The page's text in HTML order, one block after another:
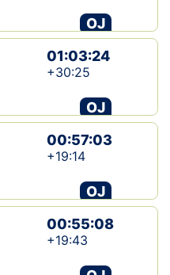
OJ
01:03:24
+30:25
OJ
00:57:03
+19:14
OJ
00:55:08
+19:43